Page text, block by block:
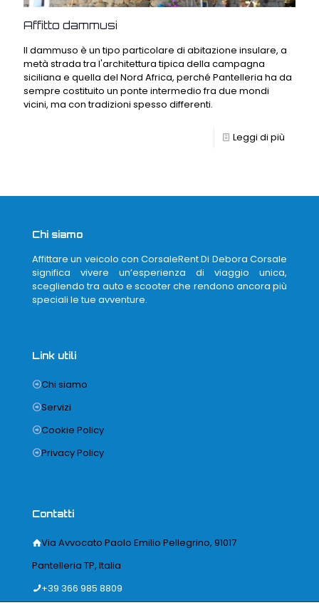
Affitto dammusi
Il dammuso è un tipo particolare di abitazione insulare, a
metà strada tra l'architettura tipica della campagna
siciliana e quella del Nord Africa, perché Pantelleria ha da
sempre costituito un ponte intermedio fra due mondi
vicini, ma con tradizioni spesso differenti.
Leggi di più
Chi siamo
Affittare un veicolo con CorsaleRent Di Debora Corsale
significa vivere un’esperienza di viaggio unica,
scegliendo tra auto e scooter che rendono ancora più
speciali le tue avventure.
Link utili
Chi siamo
Servizi
Cookie Policy
Privacy Policy
Contatti
Via Avvocato Paolo Emilio Pellegrino, 91017
Pantelleria TP, Italia
+39 366 985 8809